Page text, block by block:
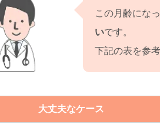
この月齢にな
いです。
下記の表を参
大丈夫なケース